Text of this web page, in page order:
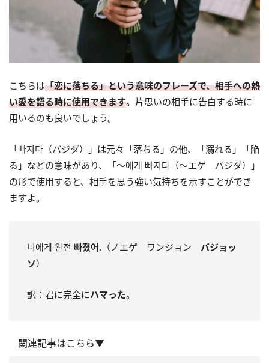
こちらは「恋に落ちる」という意味のフレーズで、相手への熱
い愛を語る時に使用できます。片思いの相手に告白する時に
用いるのも良いでしょう。
「빠지다（バジダ）」は元々「落ちる」の他、「溺れる」「陥
る」などの意味があり、「～에게 빠지다（～エゲ バジダ）」
の形で使用すると、相手を思う強い気持ちを示すことができ
ますよ。
너에게 완전 빠졌어.（ノエゲ ワンジョン バジョッ
ソ）
訳：君に完全にハマった。
関連記事はこちら▼